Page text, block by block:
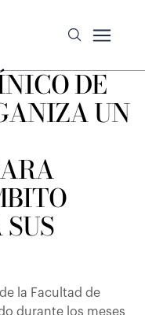
DE
UN
la Facultad de
durante los meses